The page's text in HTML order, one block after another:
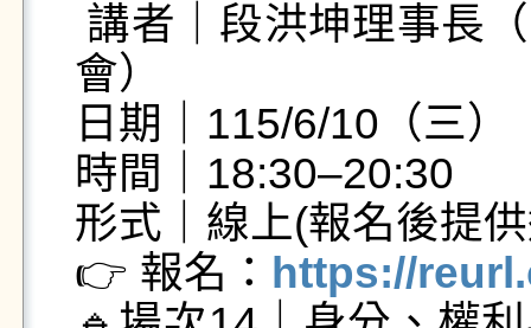
會）
日期｜115/6/10（三）
時間｜18:30–20:30
形式｜線上(報名後提
👉 報名： https://